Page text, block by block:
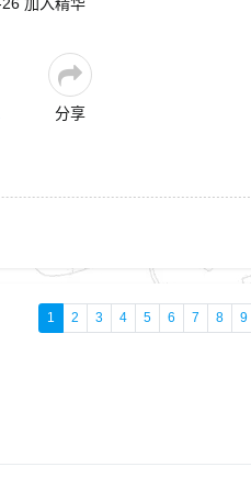
加入精华
分享
1 2 3 4 5 6 7 8 9